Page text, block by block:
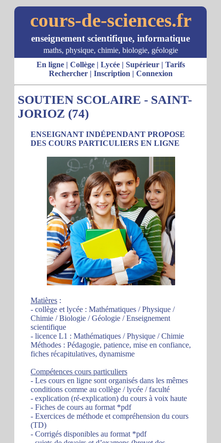
cours-de-sciences.fr
enseignement scientifique, informatique
maths, physique, chimie, biologie, géologie
En ligne| Collège| Lycée| Supérieur| Tarifs
Rechercher| Inscription | Connexion
SOUTIEN SCOLAIRE - SAINT-
JORIOZ (74)
ENSEIGNANT INDÉPENDANT PROPOSE
DES COURS PARTICULIERS EN LIGNE
Matières :
- collège et lycée : Mathématiques / Physique /
Chimie / Biologie / Géologie / Enseignement
scientifique
- licence L1 : Mathématiques / Physique / Chimie
Méthodes : Pédagogie, patience, mise en confiance,
fiches récapitulatives, dynamisme
Compétences cours particuliers
- Les cours en ligne sont organisés dans les mêmes
conditions comme au collège / lycée / faculté
- explication (ré-explication) du cours à voix haute
- Fiches de cours au format *pdf
- Exercices de méthode et compréhension du cours
(TD)
- Corrigés disponibles au format *pdf